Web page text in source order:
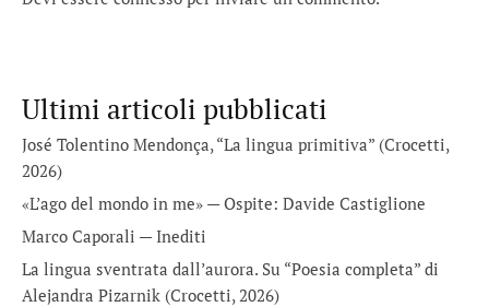
Ultimi articoli pubblicati
José Tolentino Mendonça, “La lingua primitiva” (Crocetti,
2026)
«L’ago del mondo in me» — Ospite: Davide Castiglione
Marco Caporali — Inediti
La lingua sventrata dall’aurora. Su “Poesia completa” di
Alejandra Pizarnik (Crocetti, 2026)